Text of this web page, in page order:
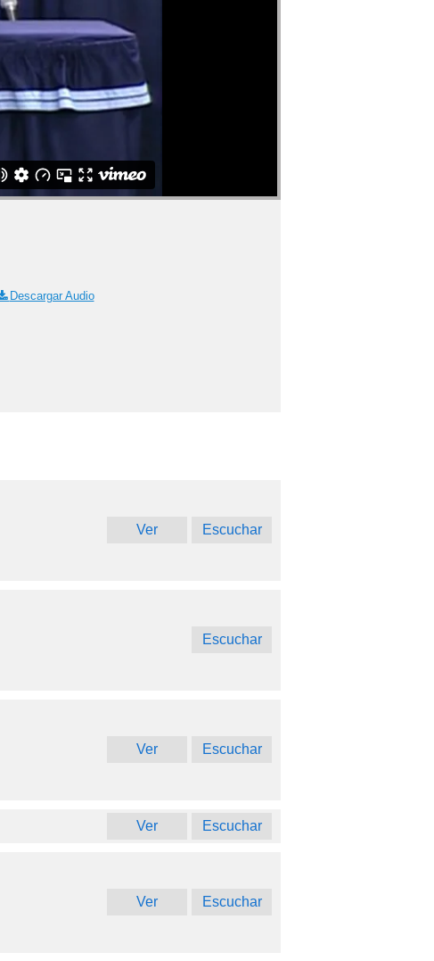
Descargar Audio
Ver Escuchar
Escuchar
Ver Escuchar
Ver Escuchar
Ver Escuchar